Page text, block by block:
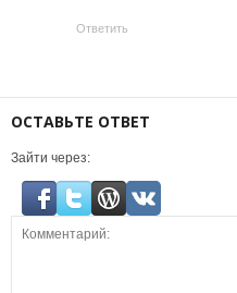
Ответить
ОСТАВЬТЕ ОТВЕТ
Зайти через: